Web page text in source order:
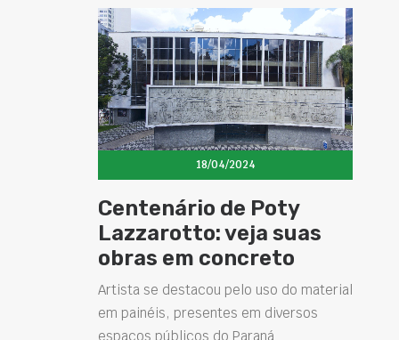
18/04/2024
Centenário de Poty
Lazzarotto: veja suas
obras em concreto
Artista se destacou pelo uso do material
em painéis, presentes em diversos
espaços públicos do Paraná